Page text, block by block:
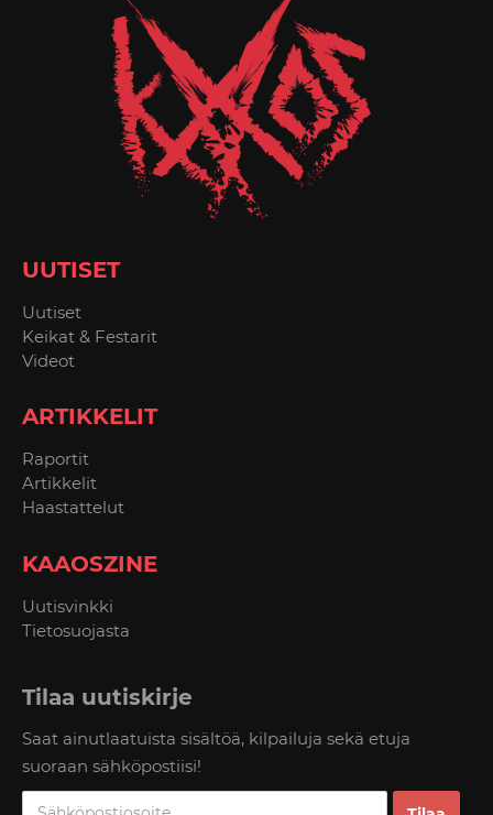
UUTISET
Uutiset
Keikat & Festarit
Videot
ARTIKKELIT
Raportit
Artikkelit
Haastattelut
KAAOSZINE
Uutisvinkki
Tietosuojasta
Tilaa uutiskirje
Saat ainutlaatuista sisältöä, kilpailuja sekä etuja
suoraan sähköpostiisi!